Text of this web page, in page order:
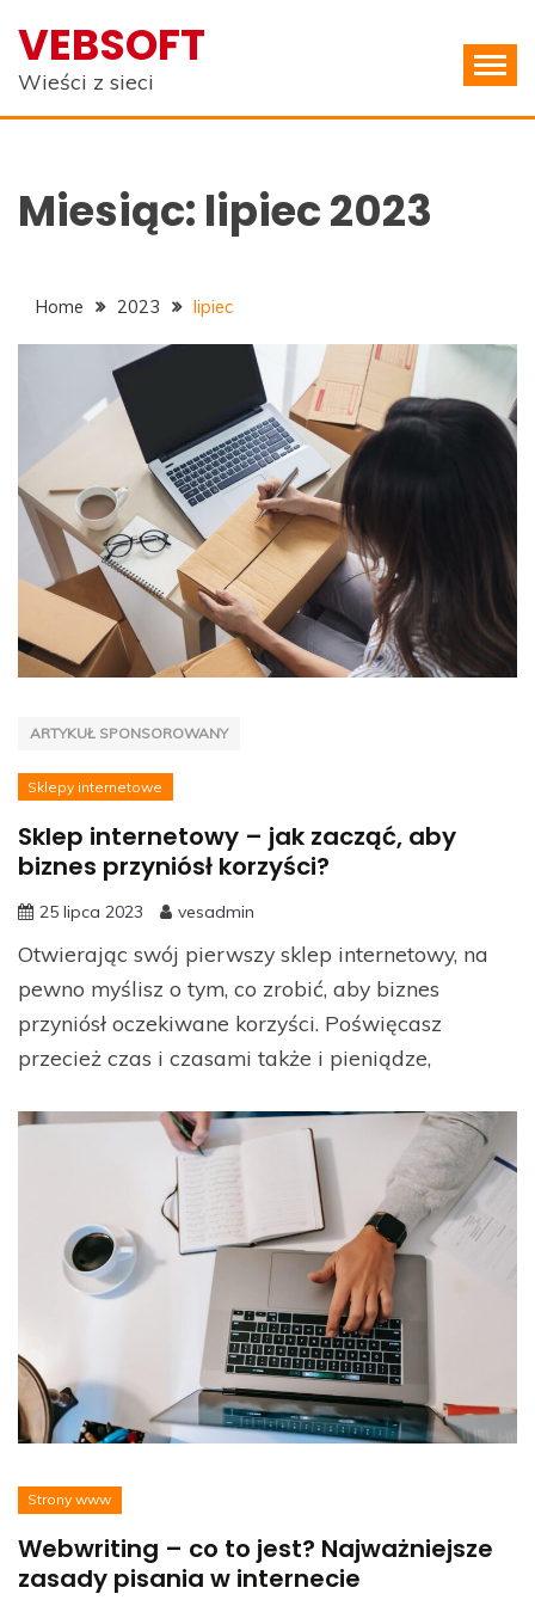
content
VEBSOFT
Wieści z sieci
Miesiąc: lipiec 2023
Home 2023 lipiec
ARTYKUŁ SPONSOROWANY
Sklepy internetowe
Sklep internetowy – jak zacząć, aby
biznes przyniósł korzyści?
25 lipca 2023 vesadmin
Otwierając swój pierwszy sklep internetowy, na
pewno myślisz o tym, co zrobić, aby biznes
przyniósł oczekiwane korzyści. Poświęcasz
przecież czas i czasami także i pieniądze,
Strony www
Webwriting – co to jest? Najważniejsze
zasady pisania w internecie